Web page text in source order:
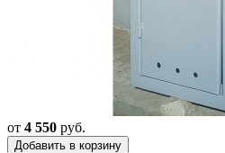
от 4 550 руб.
Добавить в корзину